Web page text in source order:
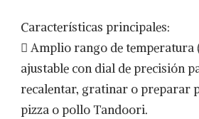
Características principales:
 Amplio rango de temperatura
ajustable con dial de precisión
recalentar, gratinar o preparar
pizza o pollo Tandoori.